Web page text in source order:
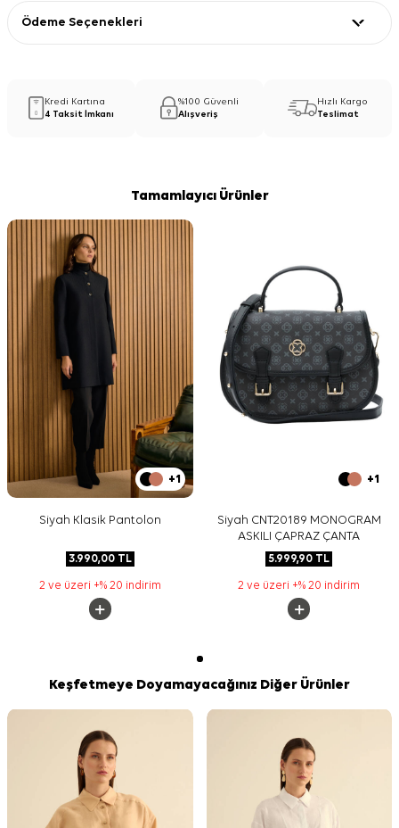
Ödeme Seçenekleri
Kredi Kartına
4 Taksit İmkanı
%100 Güvenli
Alışveriş
Hızlı Kargo
Teslimat
Tamamlayıcı Ürünler
+1
Siyah Klasik Pantolon
3.990,00TL
2 ve üzeri +% 20 indirim
+1
Siyah CNT20189 MONOGRAM
ASKILI ÇAPRAZ ÇANTA
5.999,90 TL
2 ve üzeri +% 20 indirim
Keşfetmeye Doyamayacağınız Diğer Ürünler